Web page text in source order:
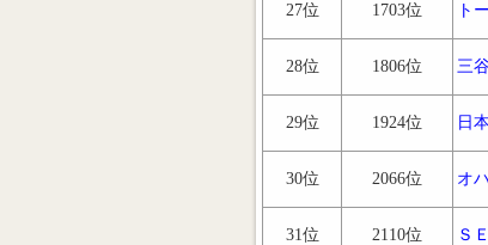
27位 1703位 ト
28位 1806位 三
29位 1924位 日
30位 2066位 オ
31位 2110位 Ｓ